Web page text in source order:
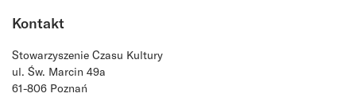
Kontakt
Stowarzyszenie Czasu Kultury
ul. Św. Marcin 49a
61-806 Poznań